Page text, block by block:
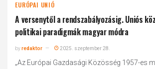
EURÓPAI UNIÓ
A versenytől a rendszabályozásig. Uniós
politikai paradigmák magyar módra
byredaktor 2025. szeptember 28.
„Az Európai Gazdasági Közösség 1957-es